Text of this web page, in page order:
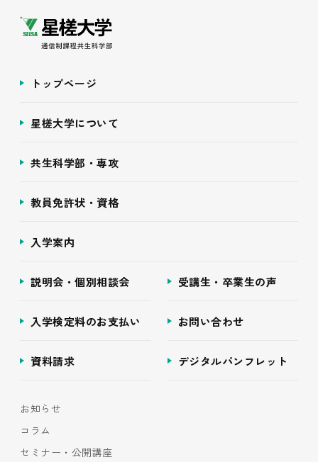
トップページ
星槎大学について
共生科学部・専攻
教員免許状・資格
入学案内
説明会・個別相談会 受講生・卒業生の声
入学検定料のお支払い お問い合わせ
資料請求 デジタルパンフレット
お知らせ
コラム
セミナー・公開講座